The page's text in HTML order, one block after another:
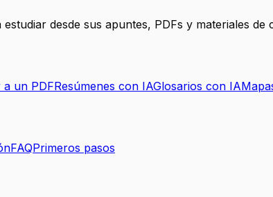
estudiar desde sus apuntes, PDFs y materiales
un PDFResúmenes con IAGlosarios con IA
FAQPrimeros pasos